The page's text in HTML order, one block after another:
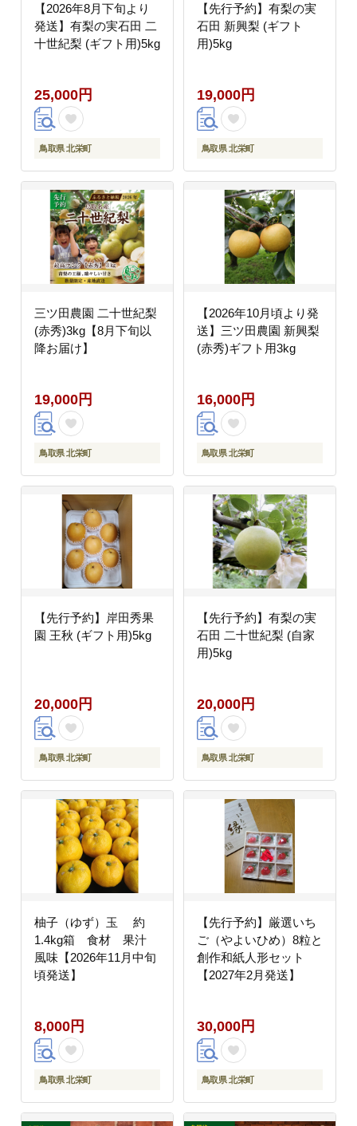
【2026年8月下旬より
発送】有梨の実石田 二
十世紀梨 (ギフト用)5kg
25,000円
鳥取県 北栄町
【先行予約】有梨の実
石田 新興梨 (ギフト
用)5kg
19,000円
鳥取県 北栄町
三ツ田農園 二十世紀梨
(赤秀)3kg【8月下旬以
降お届け】
19,000円
鳥取県 北栄町
【2026年10月頃より発
送】三ツ田農園 新興梨
(赤秀)ギフト用3kg
16,000円
鳥取県 北栄町
【先行予約】岸田秀果
園 王秋 (ギフト用)5kg
20,000円
鳥取県 北栄町
【先行予約】有梨の実
石田 二十世紀梨 (自家
用)5kg
20,000円
鳥取県 北栄町
柚子（ゆず）玉 約
1.4kg箱 食材 果汁
風味【2026年11月中旬
頃発送】
8,000円
鳥取県 北栄町
【先行予約】厳選いち
ご（やよいひめ）8粒と
創作和紙人形セット
【2027年2月発送】
30,000円
鳥取県 北栄町